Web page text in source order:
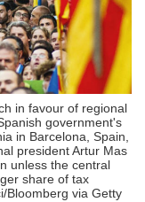
in favour of regional
government's
in Barcelona, Spain,
president Artur Mas
unless the central
share of tax
Bloomberg via Getty